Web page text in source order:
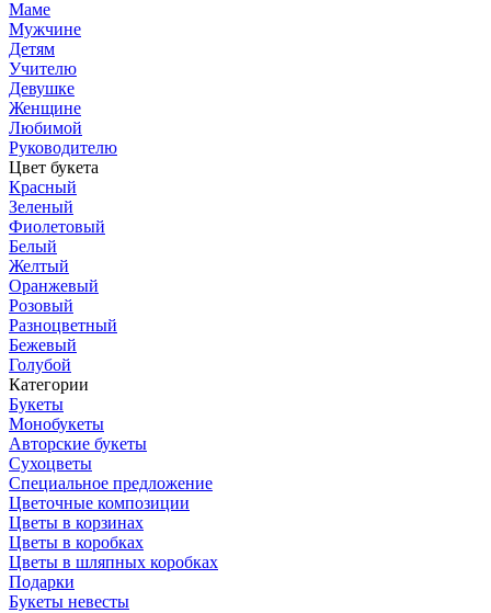
Маме
Мужчине
Детям
Учителю
Девушке
Женщине
Любимой
Руководителю
Цвет букета
Красный
Зеленый
Фиолетовый
Белый
Желтый
Оранжевый
Розовый
Разноцветный
Бежевый
Голубой
Категории
Букеты
Монобукеты
Авторские букеты
Сухоцветы
Специальное предложение
Цветочные композиции
Цветы в корзинах
Цветы в коробках
Цветы в шляпных коробках
Подарки
Букеты невесты